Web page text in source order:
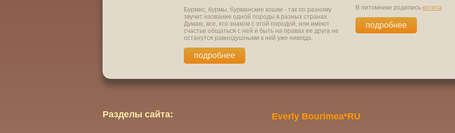
Бурмис, бурмы, бурманские кошки - так по разному
звучит название одной породы в разных странах.
Думаю, все, кто знаком с этой породой, или имеют
счастье общаться с ней и быть на правах ее друга не
останутся равнодушными к ней уже никогда.
подробнее
В питомнике родилиськотята
подробнее
Everly Bourimea*RU
Разделы сайта: